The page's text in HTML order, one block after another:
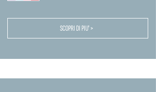
SCOPRI DI PIU' >